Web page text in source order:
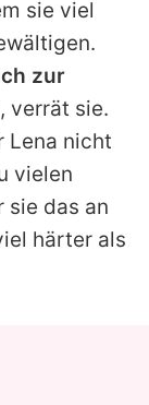
sie viel
zur
, verrät sie.
Lena nicht
vielen
sie das an
härter als